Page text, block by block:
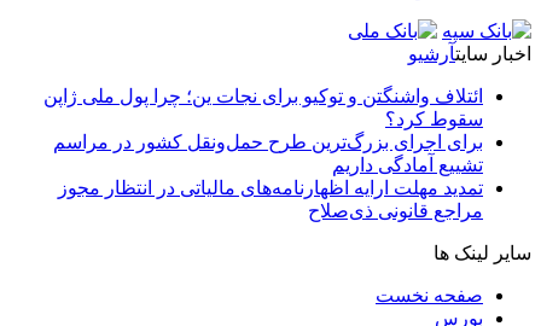
اخبار سایتآرشیو
ائتلاف واشنگتن و توکیو برای نجات ین؛ چرا پول ملی ژاپن
سقوط کرد؟
برای اجرای بزرگ‌ترین طرح حمل‌ونقل کشور در مراسم
تشییع آمادگی داریم
تمدید مهلت ارایه اظهارنامه‌های مالیاتی در انتظار مجوز
مراجع قانونی ذی‌‏صلاح
سایر لینک ها
صفحه نخست
بورس